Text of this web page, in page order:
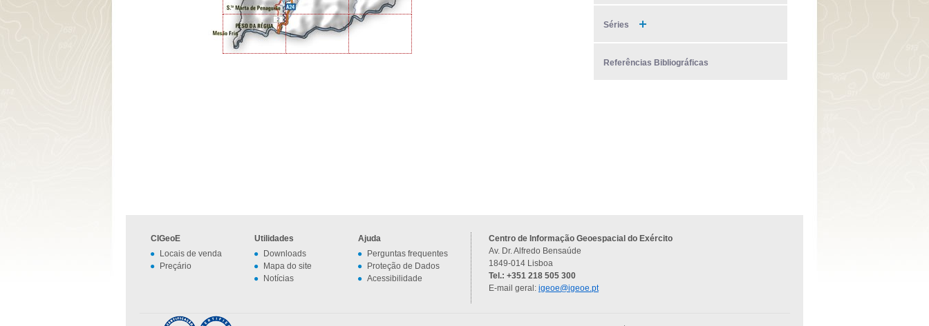
Séries
Referências Bibliográficas
CIGeoE
Locais de venda
Preçário
Utilidades
Downloads
Mapa do site
Notícias
Ajuda
Perguntas frequentes
Proteção de Dados
Acessibilidade
Centro de Informação Geoespacial do Exército
Av. Dr. Alfredo Bensaúde
1849-014 Lisboa
Tel.: +351 218 505 300
E-mail geral: igeoe@igeoe.pt